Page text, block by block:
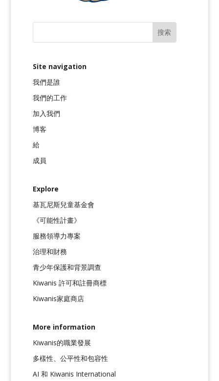
Site navigation
我們是誰
我們的工作
加入我們
博客
給
成員
Explore
基瓦尼斯兒童基金會
《可能性計畫》
服務領導力專案
治理和財務
青少年保護和背景調查
Kiwanis 許可和註冊商標
Kiwanis家庭商店
More information
Kiwanis的職業發展
多樣性、公平性和包容性
AI 和 Kiwanis International